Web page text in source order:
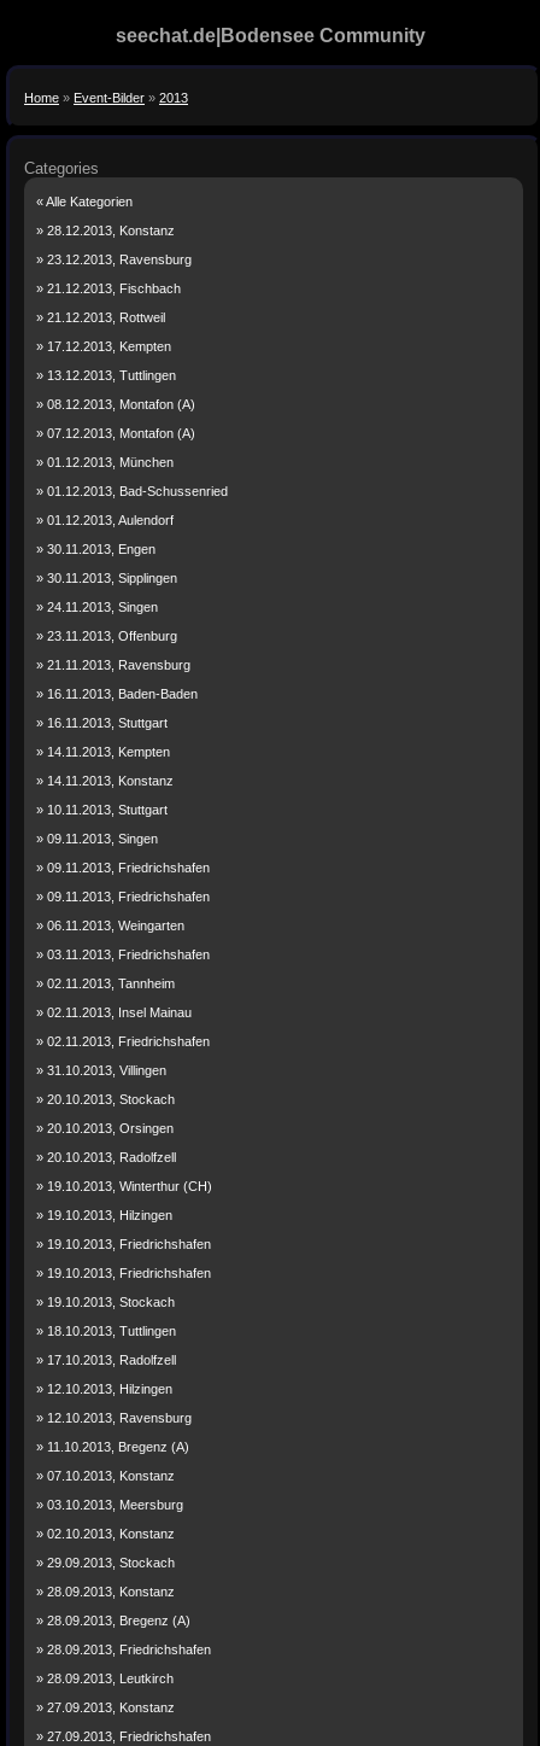
seechat.de|Bodensee Community
Home » Event-Bilder » 2013
Categories
« Alle Kategorien
» 28.12.2013, Konstanz
» 23.12.2013, Ravensburg
» 21.12.2013, Fischbach
» 21.12.2013, Rottweil
» 17.12.2013, Kempten
» 13.12.2013, Tuttlingen
» 08.12.2013, Montafon (A)
» 07.12.2013, Montafon (A)
» 01.12.2013, München
» 01.12.2013, Bad-Schussenried
» 01.12.2013, Aulendorf
» 30.11.2013, Engen
» 30.11.2013, Sipplingen
» 24.11.2013, Singen
» 23.11.2013, Offenburg
» 21.11.2013, Ravensburg
» 16.11.2013, Baden-Baden
» 16.11.2013, Stuttgart
» 14.11.2013, Kempten
» 14.11.2013, Konstanz
» 10.11.2013, Stuttgart
» 09.11.2013, Singen
» 09.11.2013, Friedrichshafen
» 09.11.2013, Friedrichshafen
» 06.11.2013, Weingarten
» 03.11.2013, Friedrichshafen
» 02.11.2013, Tannheim
» 02.11.2013, Insel Mainau
» 02.11.2013, Friedrichshafen
» 31.10.2013, Villingen
» 20.10.2013, Stockach
» 20.10.2013, Orsingen
» 20.10.2013, Radolfzell
» 19.10.2013, Winterthur (CH)
» 19.10.2013, Hilzingen
» 19.10.2013, Friedrichshafen
» 19.10.2013, Friedrichshafen
» 19.10.2013, Stockach
» 18.10.2013, Tuttlingen
» 17.10.2013, Radolfzell
» 12.10.2013, Hilzingen
» 12.10.2013, Ravensburg
» 11.10.2013, Bregenz (A)
» 07.10.2013, Konstanz
» 03.10.2013, Meersburg
» 02.10.2013, Konstanz
» 29.09.2013, Stockach
» 28.09.2013, Konstanz
» 28.09.2013, Bregenz (A)
» 28.09.2013, Friedrichshafen
» 28.09.2013, Leutkirch
» 27.09.2013, Konstanz
» 27.09.2013, Friedrichshafen